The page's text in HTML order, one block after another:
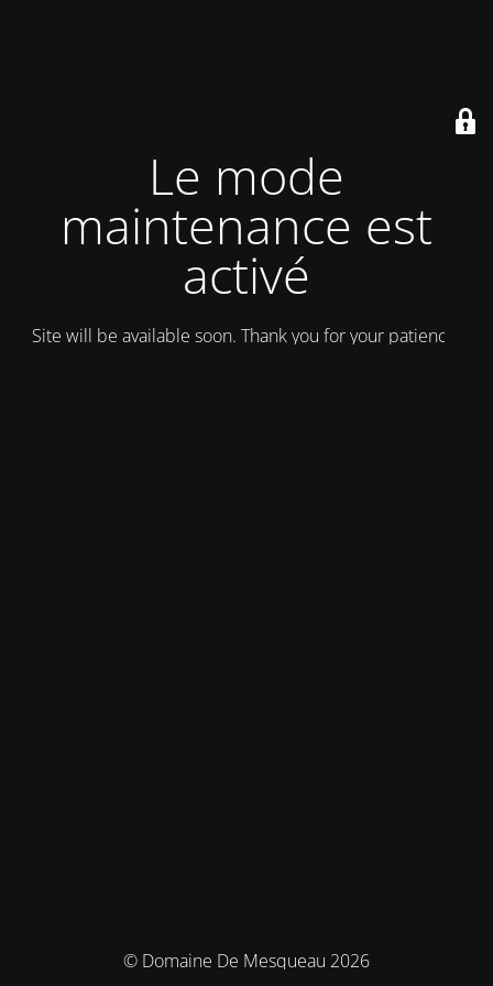
Le mode
maintenance est
activé
Site will be available soon. Thank you for your patience!
© Domaine De Mesqueau 2026